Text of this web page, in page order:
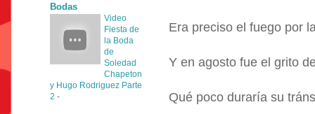
Era preciso el fuego por
Y en agosto fue el grito
Qué poco duraría su
Bodas
Video
Fiesta de
la Boda
de
Soledad
Chapeton
y Hugo Rodriguez Parte
2 -